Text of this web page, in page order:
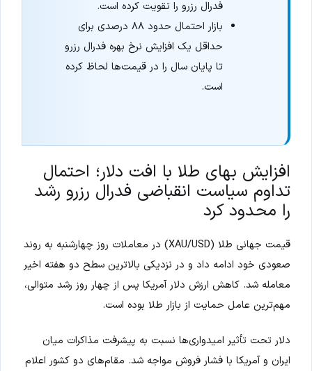
فدرال رزرو را تقویت کرده است.
بازار احتمال حدود ۸۸ درصدی برای
حداقل یک افزایش نرخ بهره فدرال رزرو
تا پایان سال را در قیمت‌ها لحاظ کرده
است.
افزایش بهای طلا با افت دلار؛ احتمال
تداوم سیاست انقباضی فدرال رزرو رشد
را محدود کرد
قیمت جهانی طلا (XAU/USD) در معاملات روز چهارشنبه به روند
صعودی خود ادامه داد و در نزدیکی بالاترین سطح دو هفته اخیر
معامله شد. کاهش ارزش دلار آمریکا پس از چهار روز رشد متوالی،
مهم‌ترین عامل حمایت از بازار طلا بوده است.
دلار تحت تأثیر امیدواری‌ها نسبت به پیشرفت مذاکرات میان
ایران و آمریکا با فشار فروش مواجه شد. مقام‌های دو کشور اعلام